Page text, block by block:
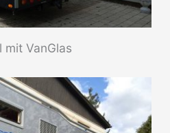
mit VanGlas